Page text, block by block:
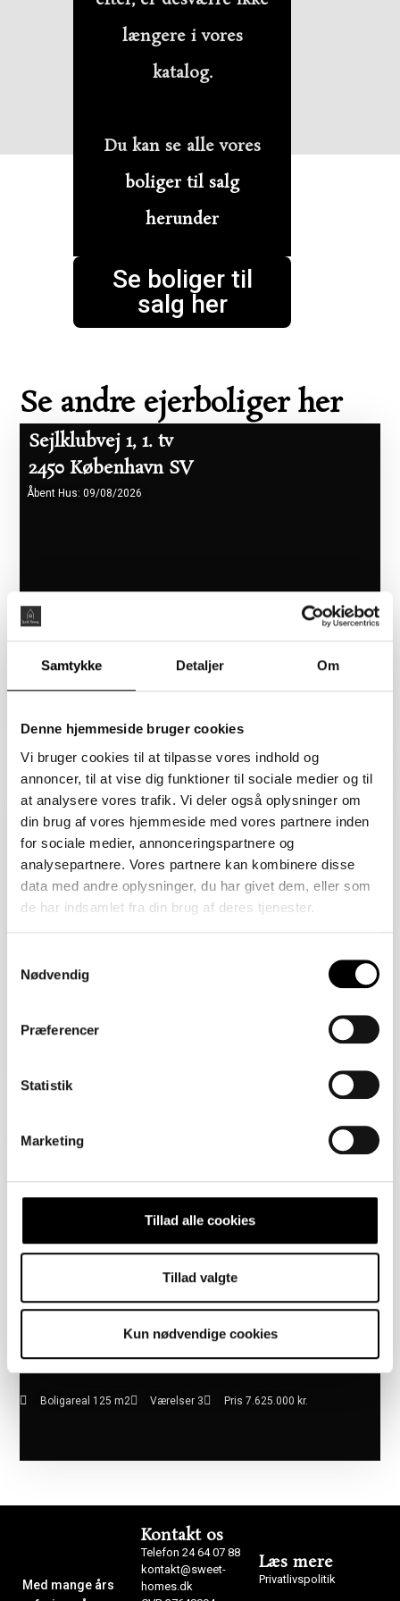
Samtykke Detaljer Om
Denne hjemmeside bruger cookies
Vi bruger cookies til at tilpasse vores indhold og
annoncer, til at vise dig funktioner til sociale medier og til
at analysere vores trafik. Vi deler også oplysninger om
din brug af vores hjemmeside med vores partnere inden
for sociale medier, annonceringspartnere og
analysepartnere. Vores partnere kan kombinere disse
data med andre oplysninger, du har givet dem, eller som
de har indsamlet fra din brug af deres tjenester.
Nødvendig
Præferencer
Statistik
Marketing
Tillad alle cookies
Tillad valgte
Kun nødvendige cookies
længere i vores
katalog.
Du kan se alle vores
boliger til salg
herunder
Se boliger til
salg her
Se andre ejerboliger her
Åbent Hus: 09/08/2026
Sejlklubvej 1, 1. tv
2450 København SV
Åbent Hus: 09/08/2026
Flyndervej 3, 1. tv
2450 København SV
Åbent Hus: 09/08/2026
Sejlklubvej 1B
Boligareal 125 m2 Værelser 3 Pris 7.625.000 kr.
Med mange års
Kontakt os
Telefon 24 64 07 88
kontakt@sweet-
homes.dk
Læs mere
Privatlivspolitik